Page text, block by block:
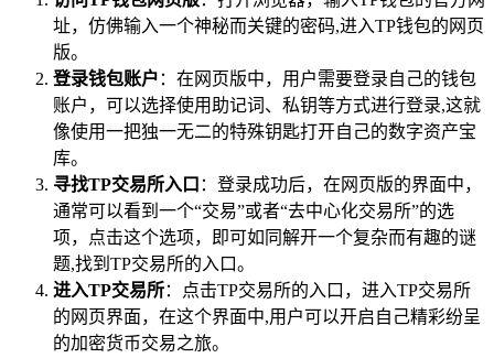
址，仿佛输入一个神秘而关键的密码,进入TP钱包的网页
版。
登录钱包账户 ：在网页版中，用户需要登录自己的钱包
账户，可以选择使用助记词、私钥等方式进行登录,这就
像使用一把独一无二的特殊钥匙打开自己的数字资产宝
库。
寻找TP交易所入口 ：登录成功后，在网页版的界面中，
通常可以看到一个“交易”或者“去中心化交易所”的选
项，点击这个选项，即可如同解开一个复杂而有趣的谜
题,找到TP交易所的入口。
进入TP交易所：点击TP交易所的入口，进入TP交易所
的网页界面，在这个界面中,用户可以开启自己精彩纷呈
的加密货币交易之旅。